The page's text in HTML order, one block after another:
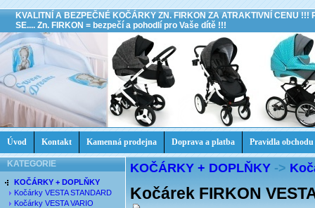
KVALITNÍ A BEZPEČNÉ KOČÁRKY ZN. FIRKON ZA ATRAKTIVNÍ CENU !!!
SE.... Zn. FIRKON = bezpečí a pohodlí pro Vaše dítě !!!
Úvod Kontakt Kamenná prodejna Doprava a platba Pravidla obchodu
KATEGORIE
KOČÁRKY + DOPLŇKY
Kočárky VESTA STANDARD
Kočárky VESTA VARIO
KOČÁRKY + DOPLŇKY ->
Kočárek FIRKON